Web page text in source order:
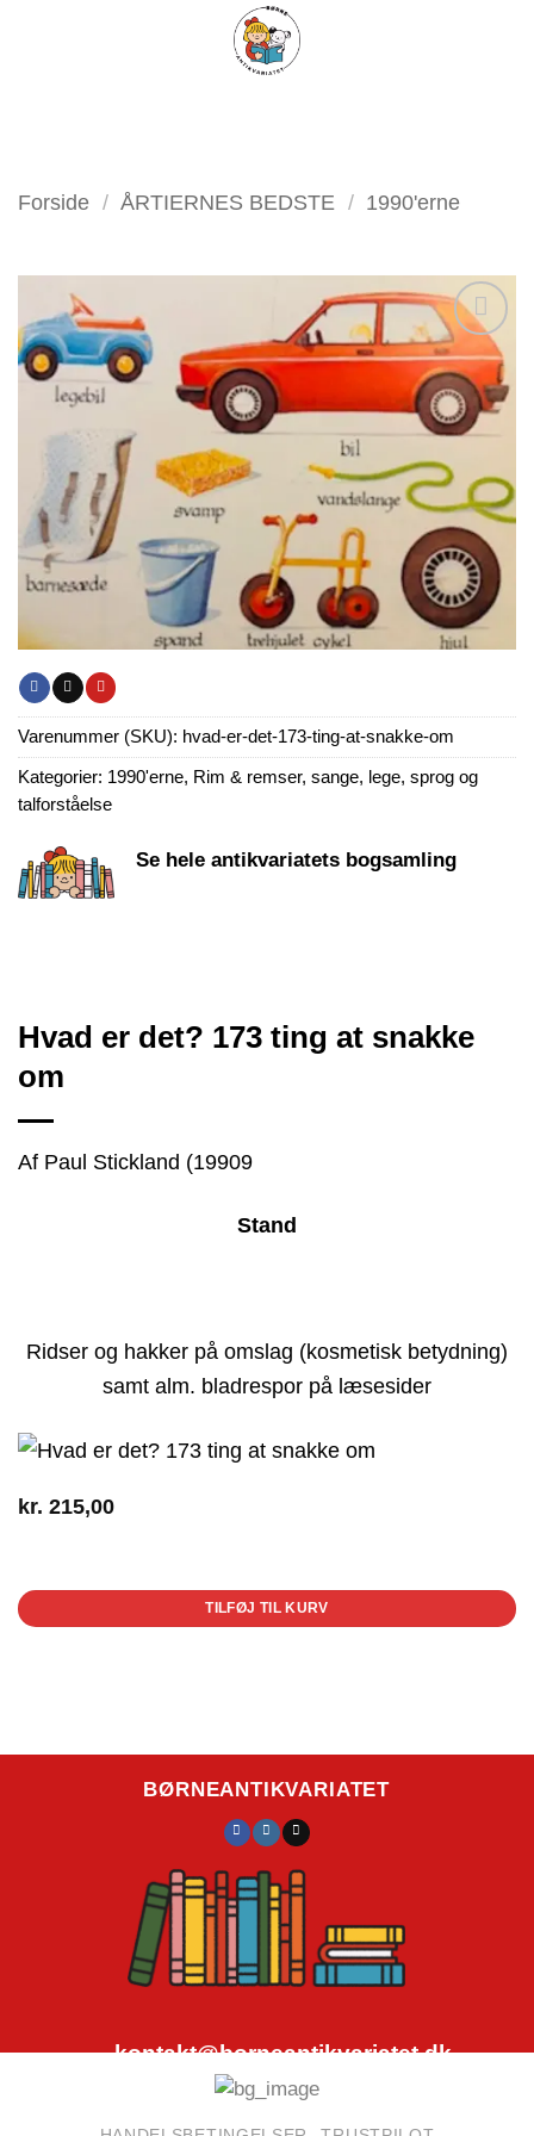
FILTER
Forside / ÅRTIERNES BEDSTE / 1990'erne
Tilføj
som
favorit
Varenummer (SKU): hvad-er-det-173-ting-at-snakke-om
Kategorier: 1990'erne, Rim & remser, sange, lege, sprog og
talforståelse
Se hele antikvariatets bogsamling
Hvad er det? 173 ting at snakke
om
Af Paul Stickland (19909
Stand
Ridser og hakker på omslag (kosmetisk betydning)
samt alm. bladrespor på læsesider
kr. 215,00
TILFØJ TIL KURV
BØRNEANTIKVARIATET
kontakt@borneantikvariatet.dk